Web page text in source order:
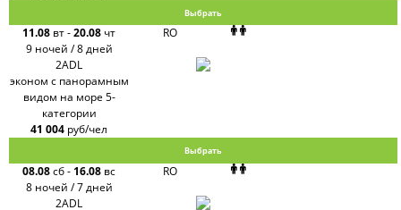
Выбрать
11.08 вт-20.08 чт
9 ночей / 8 дней
RO
2ADL
эконом с панорамным
видом на море 5-
категории
41 004 руб/чел
Выбрать
08.08сб- 16.08 вс
8 ночей / 7 дней
RO
2ADL